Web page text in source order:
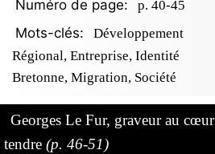
Numéro de page: p. 40-45
Mots-clés:
Développement
Régional, Entreprise, Identité
Bretonne, Migration, Société
Georges Le Fur, graveur au cœur
tendre (p. 46-51)